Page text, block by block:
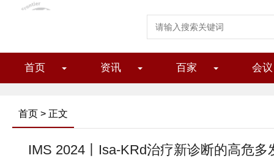
首页 资讯 百家 会议
首页 > 正文
IMS 2024丨Isa-KRd治疗新诊断的高危